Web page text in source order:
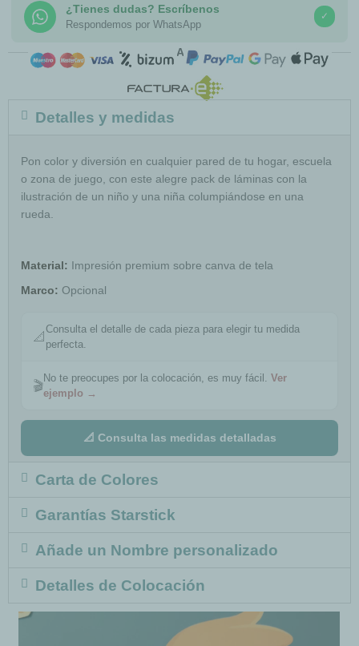
¿Tienes dudas? Escríbenos
Respondemos por WhatsApp
✓
COMPRA SEGURA
Detalles y medidas
Pon color y diversión en cualquier pared de tu hogar, escuela
o zona de juego, con este alegre pack de láminas con la
ilustración de un niño y una niña columpiándose en una
rueda.
Material: Impresión premium sobre canva de tela
Marco: Opcional
📐
Consulta el detalle de cada pieza para elegir tu medida
perfecta.
🎬
No te preocupes por la colocación, es muy fácil. Ver
ejemplo →
📐 Consulta las medidas detalladas
Carta de Colores
Garantías Starstick
Añade un Nombre personalizado
Detalles de Colocación